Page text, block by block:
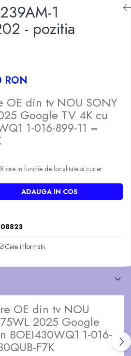
1
- pozitia
RON
OE din tv NOU SONY
Google TV 4K cu
1-016-899-11 =
ore in functie de localitate si curier
ADAUGA IN COS
Cere informatii
OE din tv NOU
2025 Google
BOEI430WQ1 1-016-
F7K